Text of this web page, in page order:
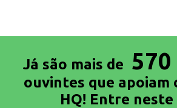
Já são mais de 570
ouvintes que apoiam
HQ! Entre neste